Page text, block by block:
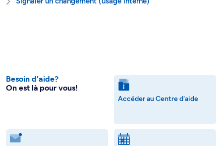
Besoin d’aide?
On est là pour vous!
Accéder au Centre d'aide